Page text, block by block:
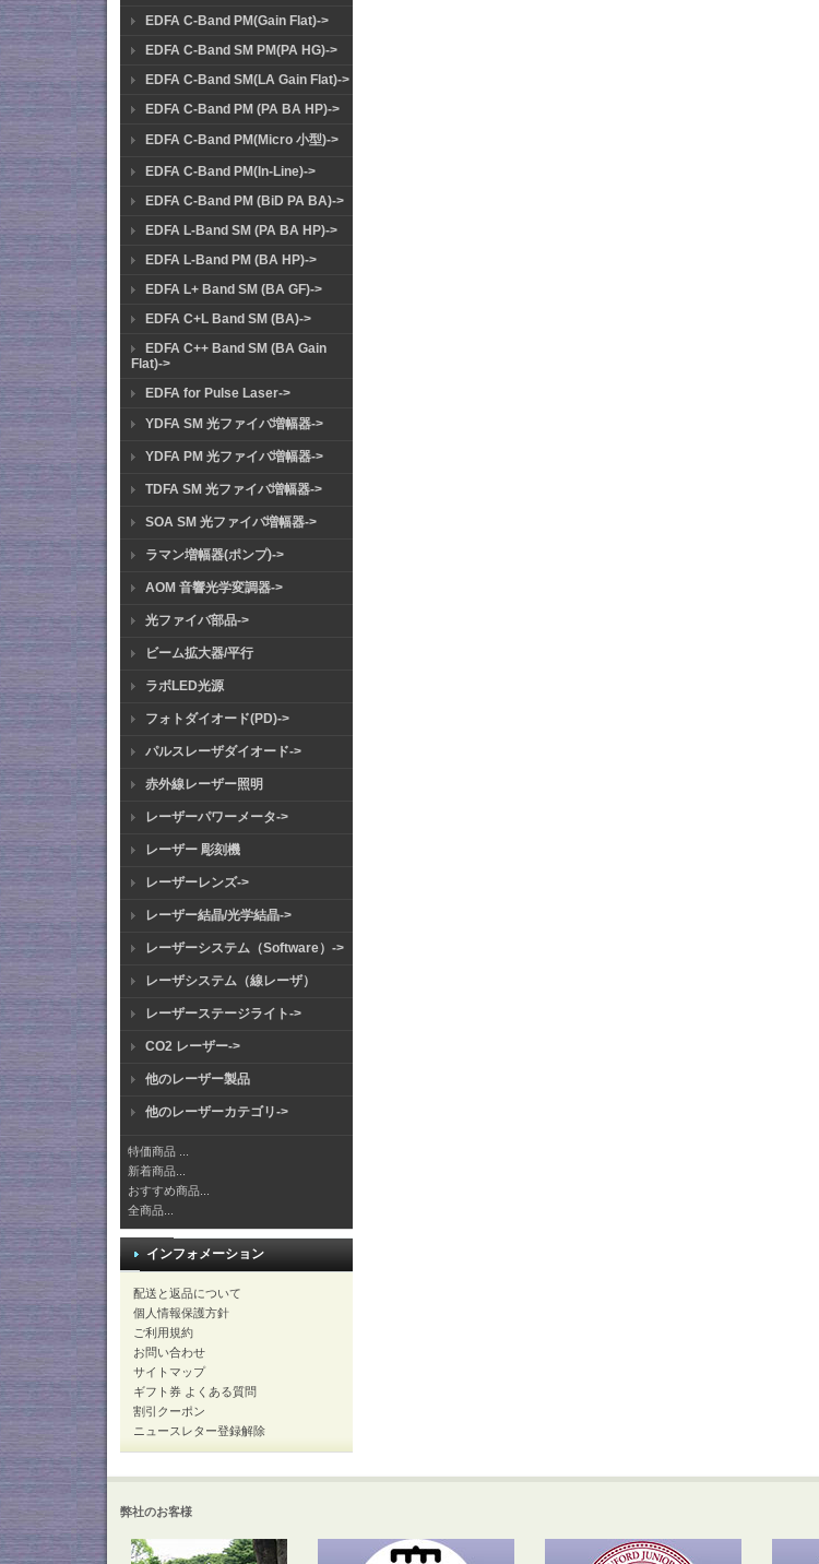
EDFA C-Band PM(Gain Flat)->
EDFA C-Band SM PM(PA HG)->
EDFA C-Band SM(LA Gain Flat)->
EDFA C-Band PM (PA BA HP)->
EDFA C-Band PM(Micro 小型)->
EDFA C-Band PM(In-Line)->
EDFA C-Band PM (BiD PA BA)->
EDFA L-Band SM (PA BA HP)->
EDFA L-Band PM (BA HP)->
EDFA L+ Band SM (BA GF)->
EDFA C+L Band SM (BA)->
EDFA C++ Band SM (BA Gain
Flat)->
EDFA for Pulse Laser->
YDFA SM 光ファイバ増幅器->
YDFA PM 光ファイバ増幅器->
TDFA SM 光ファイバ増幅器->
SOA SM 光ファイバ増幅器->
ラマン増幅器(ポンプ)->
AOM 音響光学変調器->
光ファイバ部品->
ビーム拡大器/平行
ラボLED光源
フォトダイオード(PD)->
パルスレーザダイオード->
赤外線レーザー照明
レーザーパワーメータ->
レーザー 彫刻機
レーザーレンズ->
レーザー結晶/光学結晶->
レーザーシステム（Software）->
レーザシステム（線レーザ）
レーザーステージライト->
CO2 レーザー->
他のレーザー製品
他のレーザーカテゴリ->
特価商品 ...
新着商品...
おすすめ商品...
全商品...
インフォメーション
配送と返品について
個人情報保護方針
ご利用規約
お問い合わせ
サイトマップ
ギフト券 よくある質問
割引クーポン
ニュースレター登録解除
弊社のお客様